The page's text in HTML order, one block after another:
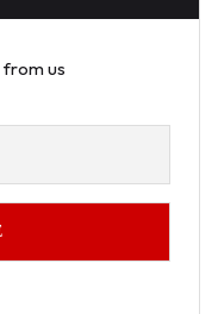
us